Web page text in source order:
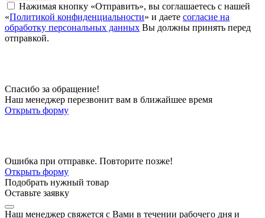
Нажимая кнопку «Отправить», вы соглашаетесь с нашей
«Политикой конфиденциальности» и даете согласие на
обработку персональных данных Вы должны принять перед
отправкой.
Спасибо за обращение!
Наш менеджер перезвонит вам в ближайшее время
Открыть форму
Ошибка при отправке. Повторите позже!
Открыть форму
Подобрать нужный товар
Оставьте заявку
Наш менеджер свяжется с Вами в течении рабочего дня и